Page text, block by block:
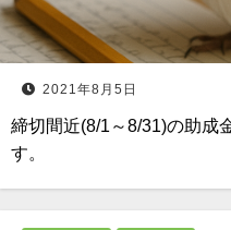
2021年8月5日
締切間近(8/1～8/31)の助成
す。